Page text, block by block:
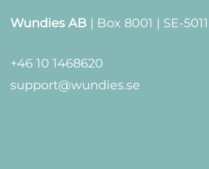
Wundies AB | Box 8001 | SE-
+46 10 1468620
support@wundies.se